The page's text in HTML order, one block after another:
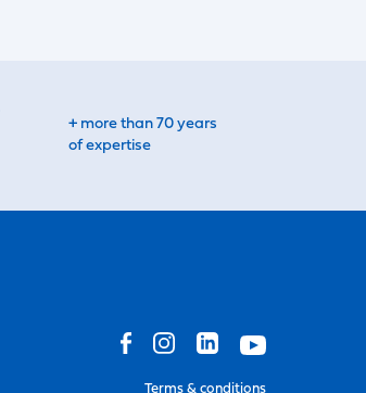
+ more than 70 years
of expertise
Terms & conditions